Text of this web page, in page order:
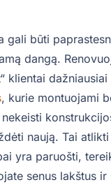
gali būti
dangą.
klientai
, kurie montuojami
naują. Tai
yra paruošti,
senus lakštus ir